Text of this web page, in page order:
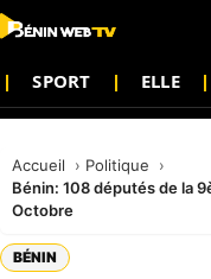
SPORT ELLE
Accueil
Politique
Bénin: 108 députés de la
Octobre
BÉNIN